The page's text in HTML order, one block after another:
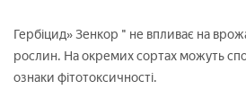
Гербіцид» Зенкор " не впливає на
рослин. На окремих сортах можуть
ознаки фітотоксичності.